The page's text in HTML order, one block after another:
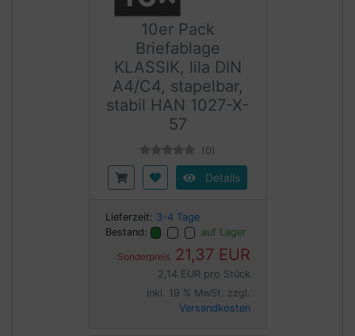
10er Pack
Briefablage
KLASSIK, lila DIN
A4/C4, stapelbar,
stabil HAN 1027-X-
57
(0)
Details
Lieferzeit: 3-4 Tage
Bestand:
auf Lager
Sonderpreis21,37 EUR
2,14 EUR pro Stück
inkl. 19 % MwSt. zzgl.
Versandkosten